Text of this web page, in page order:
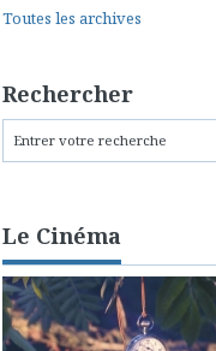
Toutes les archives
Rechercher
Le Cinéma